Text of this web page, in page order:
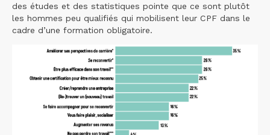
des études et des statistiques pointe que ce sont plutôt
les hommes peu qualifiés qui mobilisent leur CPF dans le
cadre d’une formation obligatoire.